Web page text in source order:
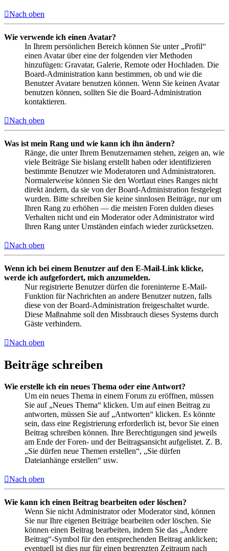
Nach oben
Wie verwende ich einen Avatar?
In Ihrem persönlichen Bereich können Sie unter „Profil“
einen Avatar über eine der folgenden vier Methoden
hinzufügen: Gravatar, Galerie, Remote oder Hochladen. Die
Board-Administration kann bestimmen, ob und wie die
Benutzer Avatare benutzen können. Wenn Sie keinen Avatar
benutzen können, sollten Sie die Board-Administration
kontaktieren.
Nach oben
Was ist mein Rang und wie kann ich ihn ändern?
Ränge, die unter Ihrem Benutzernamen stehen, zeigen an, wie
viele Beiträge Sie bislang erstellt haben oder identifizieren
bestimmte Benutzer wie Moderatoren und Administratoren.
Normalerweise können Sie den Wortlaut eines Ranges nicht
direkt ändern, da sie von der Board-Administration festgelegt
wurden. Bitte schreiben Sie keine sinnlosen Beiträge, nur um
Ihren Rang zu erhöhen — die meisten Foren dulden dieses
Verhalten nicht und ein Moderator oder Administrator wird
Ihren Rang unter Umständen einfach wieder zurücksetzen.
Nach oben
Wenn ich bei einem Benutzer auf den E-Mail-Link klicke,
werde ich aufgefordert, mich anzumelden.
Nur registrierte Benutzer dürfen die foreninterne E-Mail-
Funktion für Nachrichten an andere Benutzer nutzen, falls
diese von der Board-Administration freigeschaltet wurde.
Diese Maßnahme soll den Missbrauch dieses Systems durch
Gäste verhindern.
Nach oben
Beiträge schreiben
Wie erstelle ich ein neues Thema oder eine Antwort?
Um ein neues Thema in einem Forum zu eröffnen, müssen
Sie auf „Neues Thema“ klicken. Um auf einen Beitrag zu
antworten, müssen Sie auf „Antworten“ klicken. Es könnte
sein, dass eine Registrierung erforderlich ist, bevor Sie einen
Beitrag schreiben können. Ihre Berechtigungen sind jeweils
am Ende der Foren- und der Beitragsansicht aufgelistet. Z. B.
„Sie dürfen neue Themen erstellen“, „Sie dürfen
Dateianhänge erstellen“ usw.
Nach oben
Wie kann ich einen Beitrag bearbeiten oder löschen?
Wenn Sie nicht Administrator oder Moderator sind, können
Sie nur Ihre eigenen Beiträge bearbeiten oder löschen. Sie
können einen Beitrag bearbeiten, indem Sie das „Ändere
Beitrag“-Symbol für den entsprechenden Beitrag anklicken;
eventuell ist dies nur für einen begrenzten Zeitraum nach